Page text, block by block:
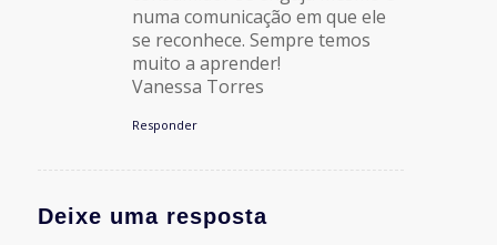
numa comunicação em que ele
se reconhece. Sempre temos
muito a aprender!
Vanessa Torres
Responder
Deixe uma resposta